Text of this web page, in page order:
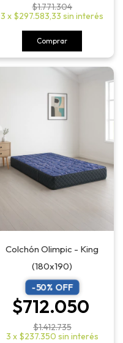
$1.771.304
3 x $297.583,33 sin interés
Comprar
Colchón Olimpic - King
(180x190)
-50% OFF
$712.050
$1.412.735
3 x $237.350 sin interés